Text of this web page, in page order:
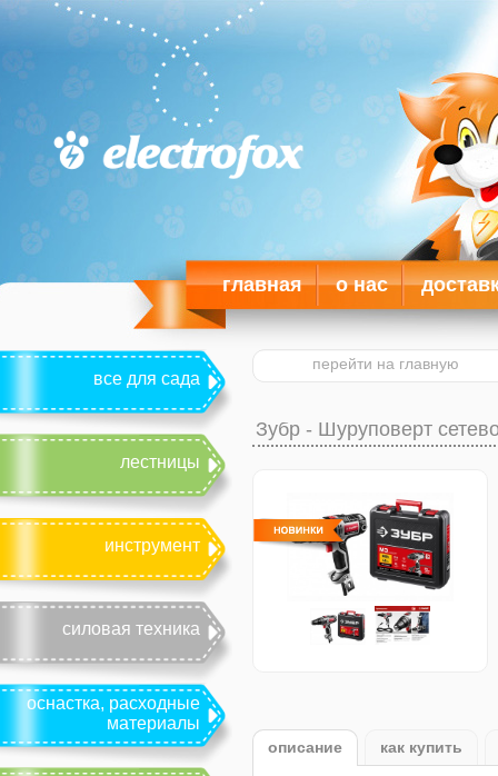
главная о нас
все для сада
лестницы
инструмент
силовая техника
оснастка, расходные
материалы
перейти на главную
Зубр - Шуруповерт
описание как купить